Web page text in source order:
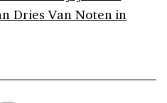
Dries Van Noten in